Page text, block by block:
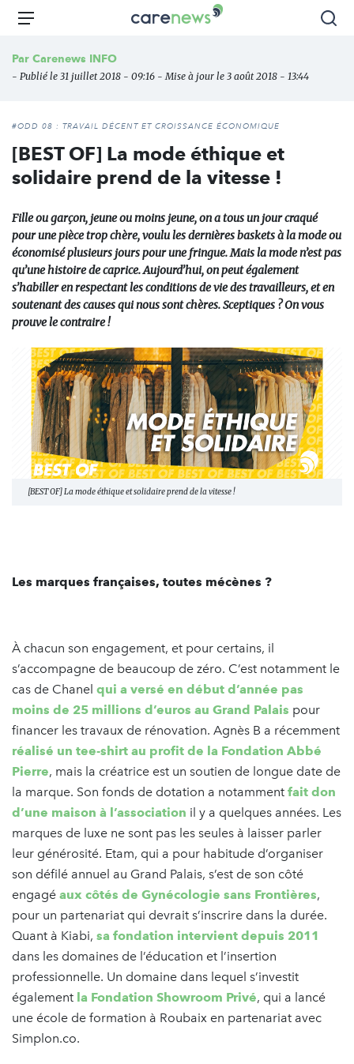
Aller
principal
Carenews,
des
l'engagement
Menu
Par Carenews INFO
- Publié le 31 juillet 2018 - 09:16 - Mise à jour le 3 août 2018 - 13:44
#ODD 08 : TRAVAIL DÉCENT ET CROISSANCE ÉCONOMIQUE
[BEST OF] La mode éthique et
solidaire prend de la vitesse !
Fille ou garçon, jeune ou moins jeune, on a tous un jour craqué
pour une pièce trop chère, voulu les dernières baskets à la mode ou
économisé plusieurs jours pour une fringue. Mais la mode n’est pas
qu’une histoire de caprice. Aujourd’hui, on peut également
s’habiller en respectant les conditions de vie des travailleurs, et en
soutenant des causes qui nous sont chères. Sceptiques ? On vous
prouve le contraire !
[BEST OF] La mode éthique et solidaire prend de la vitesse !
Les marques françaises, toutes mécènes ?
À chacun son engagement, et pour certains, il
s’accompagne de beaucoup de zéro. C’est notamment le
cas de Chanel qui a versé en début d’année pas
moins de 25 millions d’euros au Grand Palais pour
financer les travaux de rénovation. Agnès B a récemment
réalisé un tee-shirt au profit de la Fondation Abbé
Pierre, mais la créatrice est un soutien de longue date de
la marque. Son fonds de dotation a notamment fait don
d’une maison à l’association il y a quelques années. Les
marques de luxe ne sont pas les seules à laisser parler
leur générosité. Etam, qui a pour habitude d’organiser
son défilé annuel au Grand Palais, s’est de son côté
engagé aux côtés de Gynécologie sans Frontières,
pour un partenariat qui devrait s’inscrire dans la durée.
Quant à Kiabi, sa fondation intervient depuis 2011
dans les domaines de l’éducation et l’insertion
professionnelle. Un domaine dans lequel s’investit
également la Fondation Showroom Privé, qui a lancé
une école de formation à Roubaix en partenariat avec
Simplon.co.